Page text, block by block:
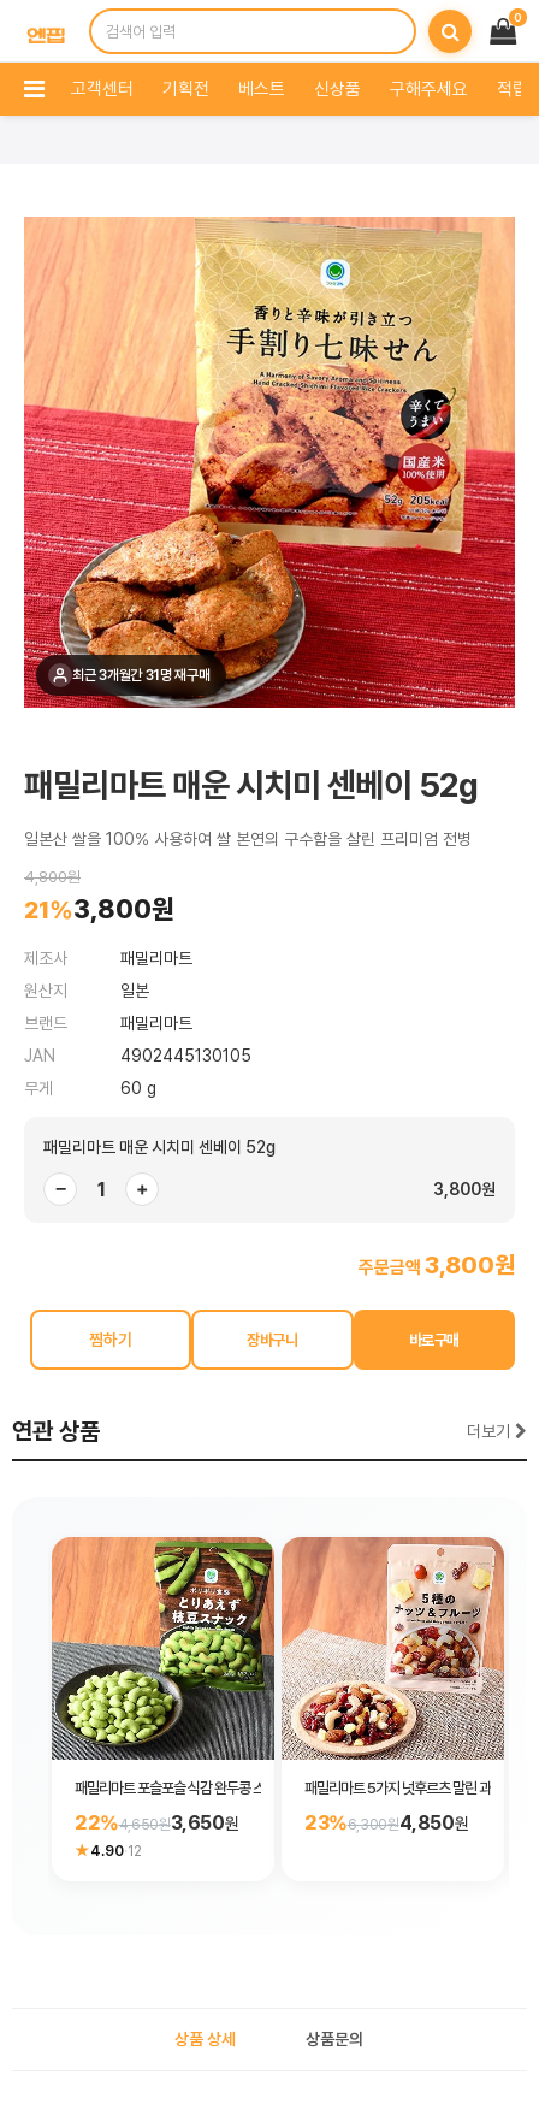
0
고객센터 기획전 베스트 신상품 구해주세요 적립
최근 3개월간 31명 재구매
패밀리마트 매운 시치미 센베이 52g
일본산 쌀을 100% 사용하여 쌀 본연의 구수함을 살린 프리미엄 전병
4,800원
21%3,800원
제조사
패밀리마트
원산지
일본
브랜드
패밀리마트
JAN
4902445130105
무게
60 g
패밀리마트 매운 시치미 센베이 52g
− + 3,800원
주문금액 3,800원
찜하기
연관 상품 더보기
패밀리마트 포슬포슬 식감 완두콩 스낵 40g
22%4,650원3,650원
★4.90·12
패밀리마트 5가지 넛후르츠 말린 과일과 견
23%6,300원4,850원
상품 상세 상품문의